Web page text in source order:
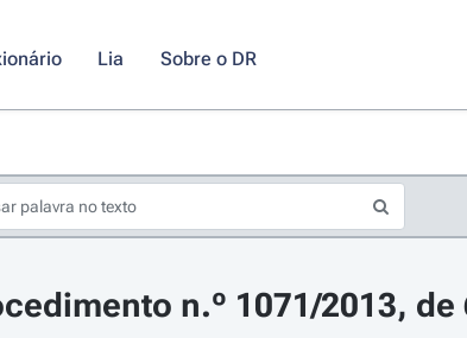
Lia Sobre o DR
n.º 1071/2013, de